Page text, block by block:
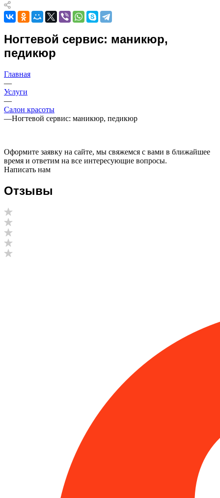
Ногтевой сервис: маникюр,
педикюр
Главная
—
Услуги
—
Салон красоты
—Ногтевой сервис: маникюр, педикюр
Оформите заявку на сайте, мы свяжемся с вами в ближайшее
время и ответим на все интересующие вопросы.
Написать нам
Отзывы